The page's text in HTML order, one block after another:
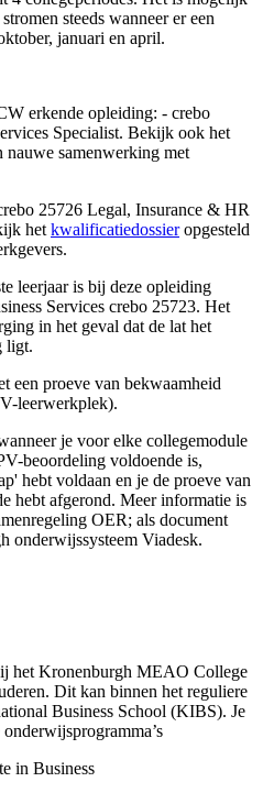
steeds wanneer er een
januari en april.
erkende opleiding: - crebo
Specialist. Bekijk ook het
nauwe samenwerking met
25726 Legal, Insurance & HR
het kwalificatiedossieropgesteld
leerjaar is bij deze opleiding
Services crebo 25723. Het
in het geval dat de lat het
ligt.
een proeve van bekwaamheid
leerwerkplek).
je voor elke collegemodule
beoordeling voldoende is,
hebt voldaan en je de proeve van
hebt afgerond. Meer informatie is
OER; als document
onderwijssysteem Viadesk.
het Kronenburgh MEAO College
Dit kan binnen het reguliere
Business School (KIBS). Je
in Business